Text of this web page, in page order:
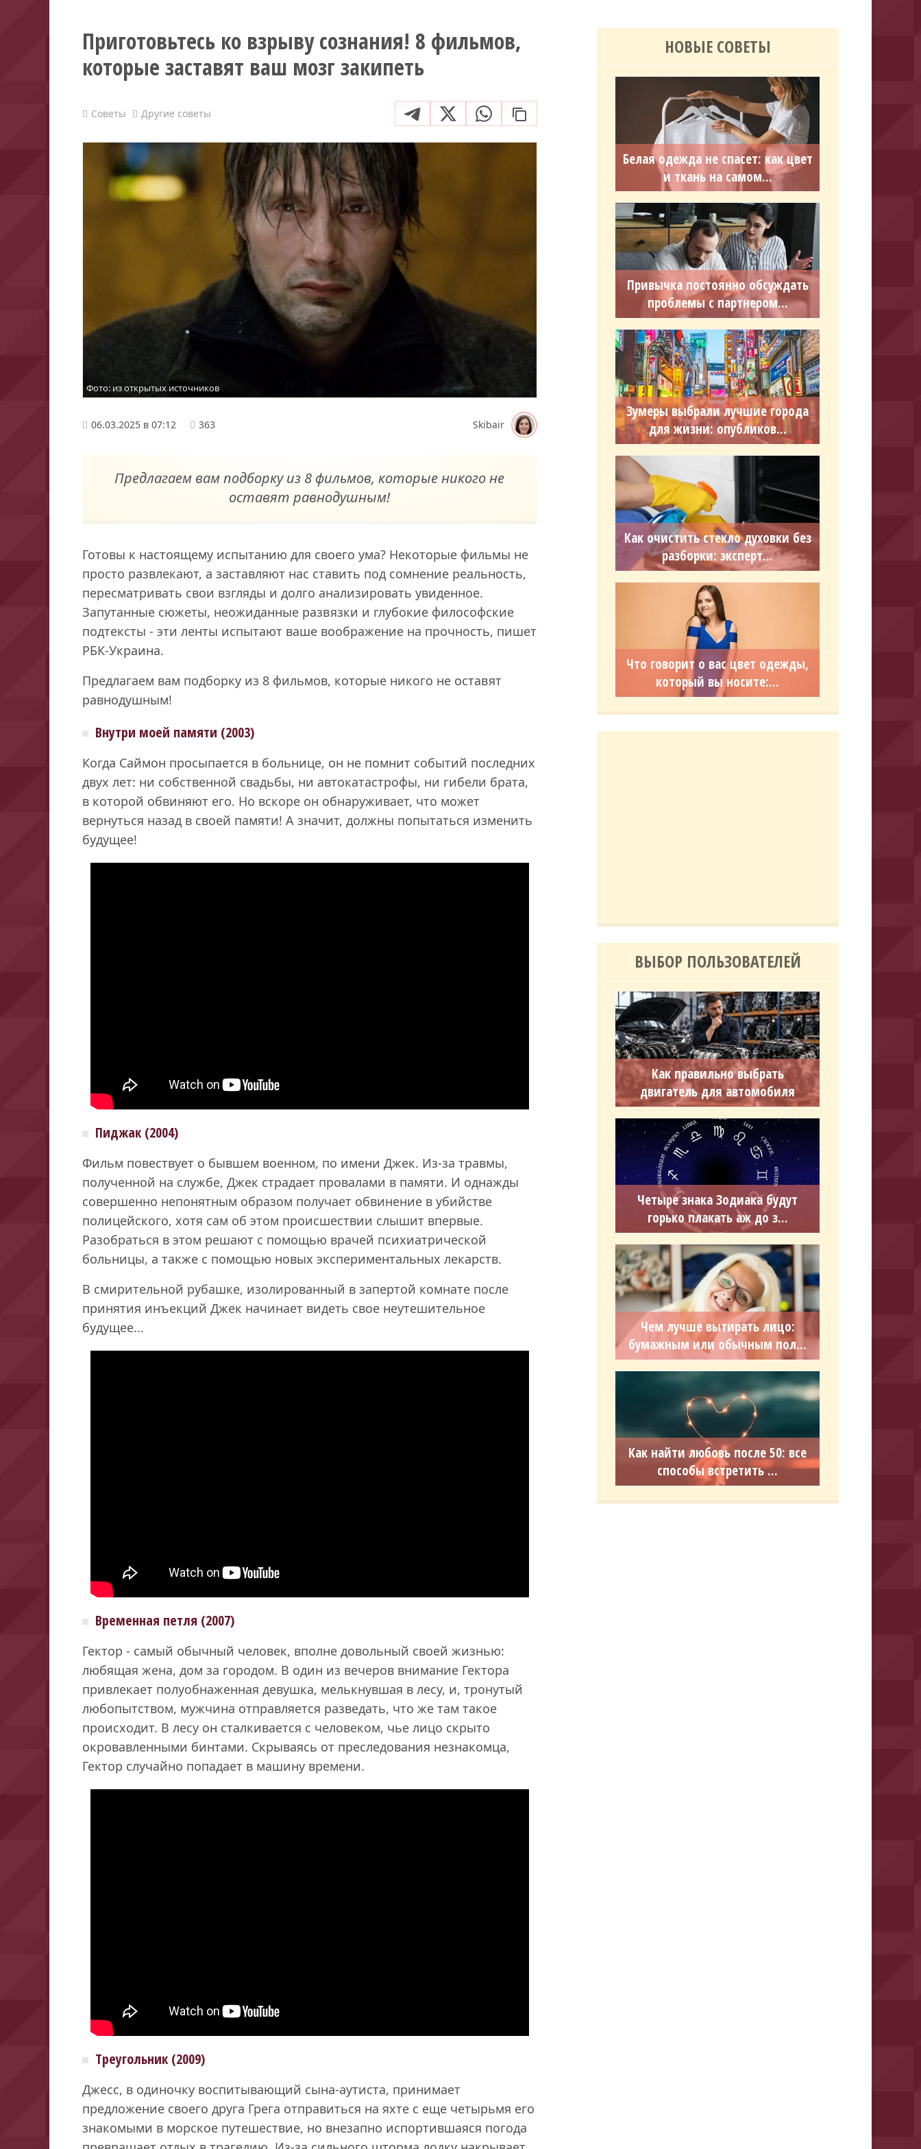
Приготовьтесь ко взрыву сознания! 8 фильмов,
которые заставят ваш мозг закипеть
Советы Другие советы
Фото: из открытых источников
06.03.2025 в 07:12 363 Skibair
Предлагаем вам подборку из 8 фильмов, которые никого не
оставят равнодушным!
Готовы к настоящему испытанию для своего ума? Некоторые фильмы не
просто развлекают, а заставляют нас ставить под сомнение реальность,
пересматривать свои взгляды и долго анализировать увиденное.
Запутанные сюжеты, неожиданные развязки и глубокие философские
подтексты - эти ленты испытают ваше воображение на прочность, пишет
РБК-Украина.
Предлагаем вам подборку из 8 фильмов, которые никого не оставят
равнодушным!
Внутри моей памяти (2003)
Когда Саймон просыпается в больнице, он не помнит событий последних
двух лет: ни собственной свадьбы, ни автокатастрофы, ни гибели брата,
в которой обвиняют его. Но вскоре он обнаруживает, что может
вернуться назад в своей памяти! А значит, должны попытаться изменить
будущее!
Пиджак (2004)
Фильм повествует о бывшем военном, по имени Джек. Из-за травмы,
полученной на службе, Джек страдает провалами в памяти. И однажды
совершенно непонятным образом получает обвинение в убийстве
полицейского, хотя сам об этом происшествии слышит впервые.
Разобраться в этом решают с помощью врачей психиатрической
больницы, а также с помощью новых экспериментальных лекарств.
В смирительной рубашке, изолированный в запертой комнате после
принятия инъекций Джек начинает видеть свое неутешительное
будущее...
Временная петля (2007)
Гектор - самый обычный человек, вполне довольный своей жизнью:
любящая жена, дом за городом. В один из вечеров внимание Гектора
привлекает полуобнаженная девушка, мелькнувшая в лесу, и, тронутый
любопытством, мужчина отправляется разведать, что же там такое
происходит. В лесу он сталкивается с человеком, чье лицо скрыто
окровавленными бинтами. Скрываясь от преследования незнакомца,
Гектор случайно попадает в машину времени.
Треугольник (2009)
Джесс, в одиночку воспитывающий сына-аутиста, принимает
предложение своего друга Грега отправиться на яхте с еще четырьмя его
знакомыми в морское путешествие, но внезапно испортившаяся погода
НОВЫЕ СОВЕТЫ
Белая одежда не спасет: как цвет
и ткань на самом...
Привычка постоянно обсуждать
проблемы с партнером...
Зумеры выбрали лучшие города
для жизни: опубликов...
Как очистить стекло духовки без
разборки: эксперт...
Что говорит о вас цвет одежды,
который вы носите:...
ВЫБОР ПОЛЬЗОВАТЕЛЕЙ
Как правильно выбрать
двигатель для автомобиля
Четыре знака Зодиака будут
горько плакать аж до з...
Чем лучше вытирать лицо:
бумажным или обычным пол...
Как найти любовь после 50: все
способы встретить ...